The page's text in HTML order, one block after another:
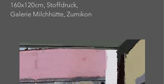
160x120cm, Stoffdruck,
Galerie Milchhütte, Zumikon